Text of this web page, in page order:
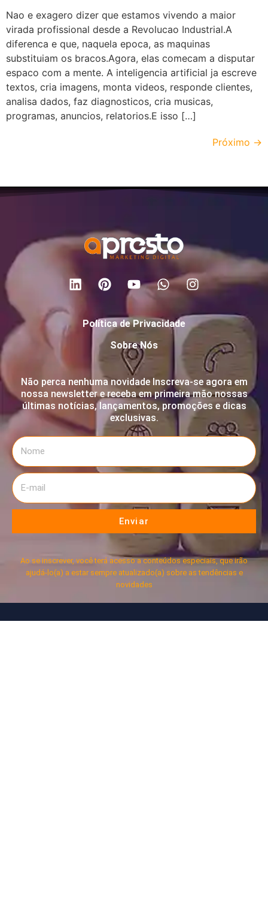
Nao e exagero dizer que estamos vivendo a maior
virada profissional desde a Revolucao Industrial.A
diferenca e que, naquela epoca, as maquinas
substituiam os bracos.Agora, elas comecam a disputar
espaco com a mente. A inteligencia artificial ja escreve
textos, cria imagens, monta videos, responde clientes,
analisa dados, faz diagnosticos, cria musicas,
programas, anuncios, relatorios.E isso […]
Próximo →
Política de Privacidade
Sobre Nós
Não perca nenhuma novidade Inscreva-se agora em
nossa newsletter e receba em primeira mão nossas
últimas notícias, lançamentos, promoções e dicas
exclusivas.
Enviar
Ao se inscrever, você terá acesso a conteúdos especiais, que irão
ajudá-lo(a) a estar sempre atualizado(a) sobre as tendências e
novidades